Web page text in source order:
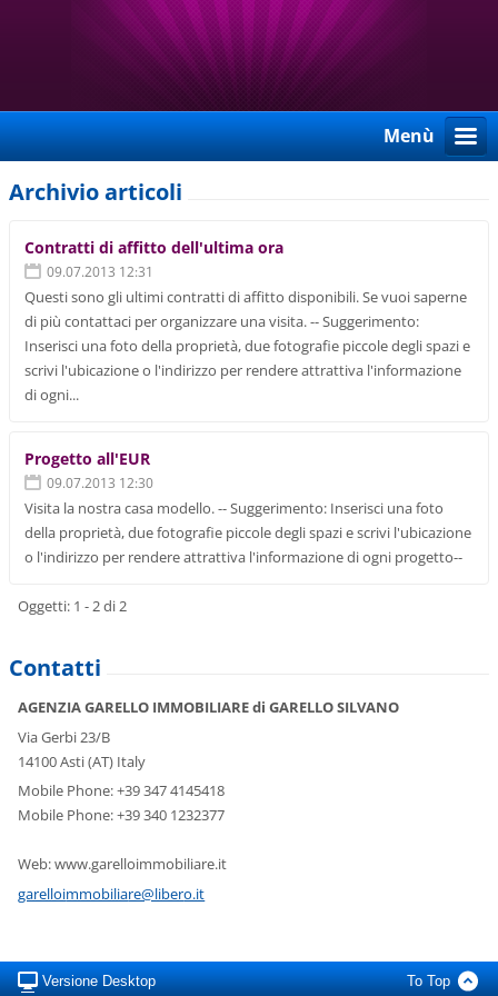
Menù
Archivio articoli
Contratti di affitto dell'ultima ora
09.07.2013 12:31
Questi sono gli ultimi contratti di affitto disponibili. Se vuoi saperne
di più contattaci per organizzare una visita. -- Suggerimento:
Inserisci una foto della proprietà, due fotografie piccole degli spazi e
scrivi l'ubicazione o l'indirizzo per rendere attrattiva l'informazione
di ogni...
Progetto all'EUR
09.07.2013 12:30
Visita la nostra casa modello. -- Suggerimento: Inserisci una foto
della proprietà, due fotografie piccole degli spazi e scrivi l'ubicazione
o l'indirizzo per rendere attrattiva l'informazione di ogni progetto--
Oggetti: 1 - 2 di 2
Contatti
AGENZIA GARELLO IMMOBILIARE di GARELLO SILVANO
Via Gerbi 23/B
14100 Asti (AT) Italy
Mobile Phone: +39 347 4145418
Mobile Phone: +39 340 1232377
Web: www.garelloimmobiliare.it
garelloimmobiliare@libero.it
Versione Desktop To Top